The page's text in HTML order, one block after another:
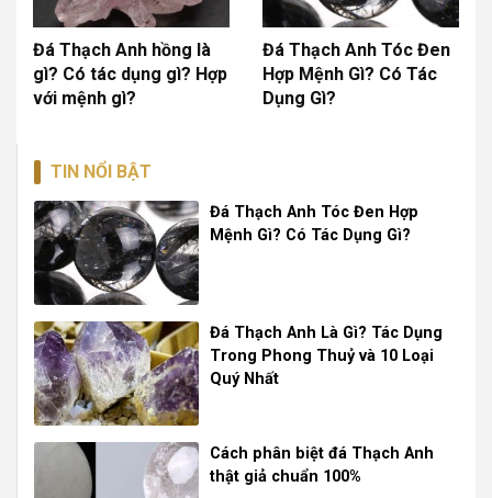
TIN NỔI BẬT
Đá Thạch Anh Tóc Đen Hợp
Mệnh Gì? Có Tác Dụng Gì?
Đá Thạch Anh Là Gì? Tác Dụng
Trong Phong Thuỷ và 10 Loại
Quý Nhất
Cách phân biệt đá Thạch Anh
thật giả chuẩn 100%
Đá Thạch Anh hồng là
gì? Có tác dụng gì? Hợp
với mệnh gì?
Đá Thạch Anh Tóc Đen
Hợp Mệnh Gì? Có Tác
Dụng Gì?